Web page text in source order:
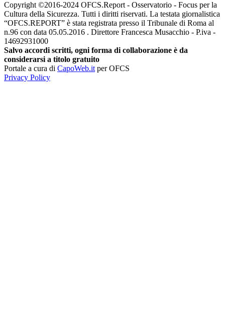
Copyright ©2016-2024 OFCS.Report - Osservatorio - Focus per la
Cultura della Sicurezza. Tutti i diritti riservati. La testata giornalistica
“OFCS.REPORT” è stata registrata presso il Tribunale di Roma al
n.96 con data 05.05.2016 . Direttore Francesca Musacchio - P.iva -
14692931000
Salvo accordi scritti, ogni forma di collaborazione è da
considerarsi a titolo gratuito
Portale a cura di CapoWeb.it per OFCS
Privacy Policy